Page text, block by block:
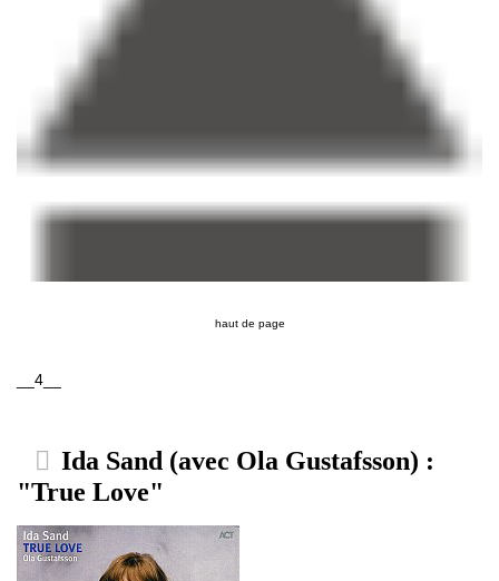
haut de page
__4__
Ida Sand (avec Ola Gustafsson) :
"True Love"